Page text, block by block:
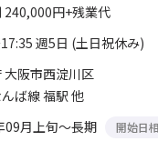
240,000円+残業代
週5日 (土日祝休み)
大阪市西淀川区
ば線 福駅 他
09月上旬～長期
開始日